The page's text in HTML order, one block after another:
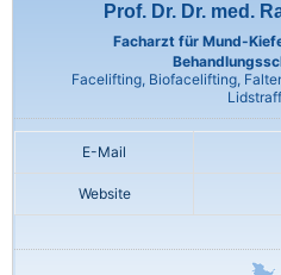
Prof. Dr. Dr. med.
Facharzt für Mund-
Facelifting, Biofacelifting,
E-Mail
Website